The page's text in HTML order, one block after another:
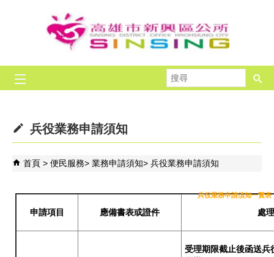
跳到主要內容區塊
尋
兵役業務申請須知
首頁 便民服務 業務申請須知 兵役業務申請須知
兵役業務申請須知一覽表
申請項目 應備書表或證件 處
受理期限截止後函送兵